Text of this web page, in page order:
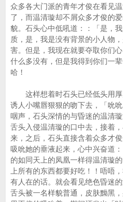
众多各大门派的青年才俊在看见
了，而温清璇却不屑众多才俊的
貌。石头心中低吼道：：「是，
质，是，我是没有背景的小人物
害。但是，我现在就要夺取你们
什么多没有，但是我得到你们一
哈！
这样想着时石头已经低头用厚
诱人小嘴唇狠狠的吻下去，「吮
咽声，石头深情的与昏迷的温清
舌头入侵温清璇的口中去，接着
来，之后，石头直接含着众多才
吸吮她的垂液起来，心中兴奋道
的如同天上的凤凰一样得温清璇
上所有的东西都要好吃！！唔唔
有人在的话。就会看见绝色昏迷
舌头被一名样貌普通，皮肤黝黑